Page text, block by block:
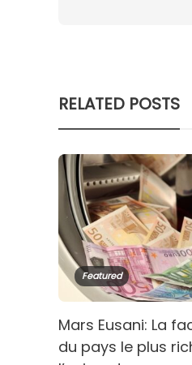
RELATED POSTS
Featured
Mars Eusani: La
du pays le plus